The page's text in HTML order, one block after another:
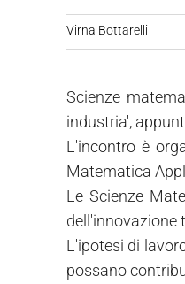
Virna Bottarelli
Scienze
industria',
L'incontro è
Matematica
Le Scienze
dell'innovazione
L'ipotesi di
possano